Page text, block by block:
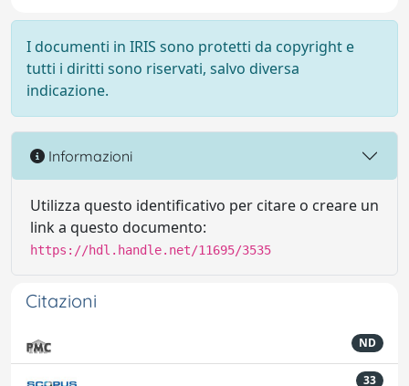
I documenti in IRIS sono protetti da copyright e
tutti i diritti sono riservati, salvo diversa
indicazione.
Informazioni
Utilizza questo identificativo per citare o creare un
link a questo documento:
https://hdl.handle.net/11695/3535
Citazioni
ND
33